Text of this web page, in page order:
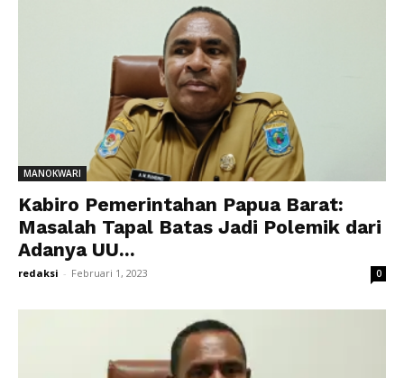
MANOKWARI
Kabiro Pemerintahan Papua Barat:
Masalah Tapal Batas Jadi Polemik dari
Adanya UU...
redaksi - Februari 1, 2023 0